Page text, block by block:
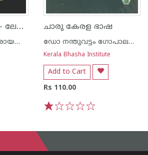
അർഥ താരാവലി - ലേഖനം, കുറിപ്പ്, അഭിമുഖം
ഡോ അജു കെ നാരായണന്‍
ചാരു കേരള ഭാഷ
ഡോ നന്തുവട്ടം ഗോപാലകൃഷ്ണന്‍
Kerala Bhasha Institute
Add to Cart
Rs 110.00